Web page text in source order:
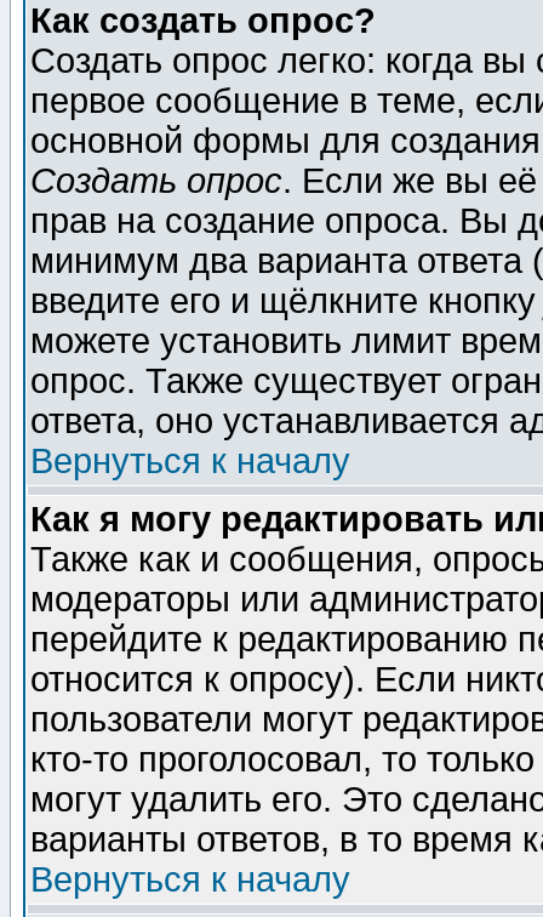
Как создать опрос?
Создать опрос легко: когда
первое сообщение в теме,
основной формы для
Создать опрос. Если же вы её
прав на создание опроса. Вы
минимум два варианта ответа
введите его и щёлкните
можете установить лимит
опрос. Также существует
ответа, оно устанавливается
Вернуться к началу
Как я могу редактировать
Также как и сообщения,
модераторы или
перейдите к редактированию
относится к опросу). Если
пользователи могут
кто-то проголосовал, то
могут удалить его. Это
варианты ответов, в то время
Вернуться к началу